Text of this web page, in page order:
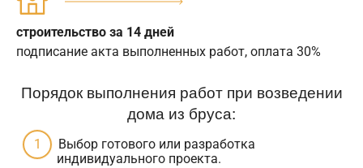
строительство за 14 дней
подписание акта выполненных работ, оплата 30%
Порядок выполнения работ при возведении
дома из бруса:
Выбор готового или разработка
индивидуального проекта.